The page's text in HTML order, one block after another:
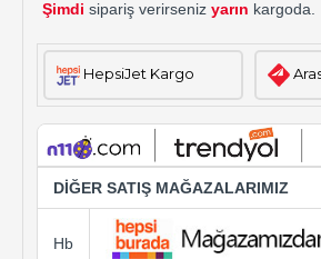
Şimdi sipariş verirseniz yarın kargoda.
HepsiJet Kargo
DİĞER SATIŞ MAĞAZALARIMIZ
Hb